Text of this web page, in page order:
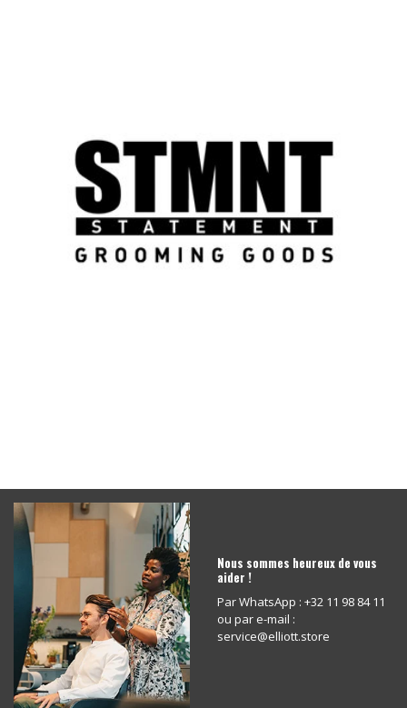
Nous sommes heureux de vous
aider !
Par WhatsApp : +32 11 98 84 11
ou par e-mail :
service@elliott.store